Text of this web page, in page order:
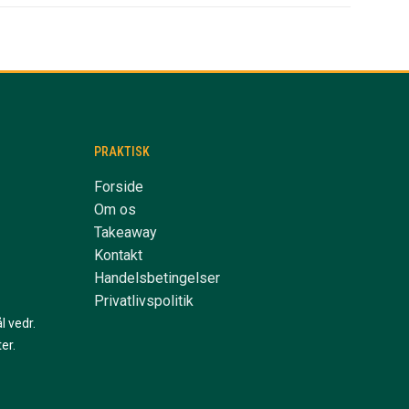
vedr.
PRAKTISK
Forside
Om os
Takeaway
Kontakt
Handelsbetingelser
Privatlivspolitik